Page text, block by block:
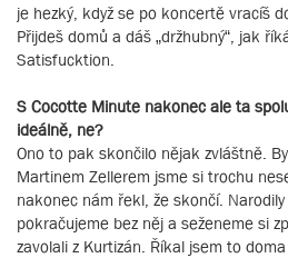
je hezký, když se po koncertě vracíš
Přijdeš domů a dáš „držhubný“, jak
Satisfucktion.
S Cocotte Minute nakonec ale ta
ideálně, ne?
Ono to pak skončilo nějak zvláštně.
Martinem Zellerem jsme si trochu
nakonec nám řekl, že skončí.
pokračujeme bez něj a seženeme si
zavolali z Kurtizán. Říkal jsem to